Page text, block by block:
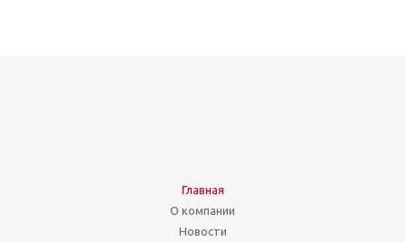
Главная
О компании
Новости